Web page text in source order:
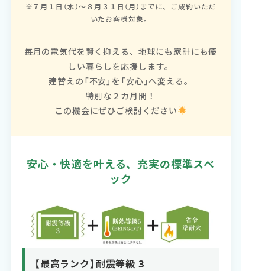
※７月１日（水）～８月３１日（月）までに、ご成約いただ
いたお客様対象。
毎月の電気代を賢く抑える、地球にも家計にも優
しい暮らしを応援します。
建替えの「不安」を「安心」へ変える。
特別な２カ月間！
この機会にぜひご検討ください
安心・快適を叶える、充実の標準スペ
ック
【最高ランク】耐震等級 3